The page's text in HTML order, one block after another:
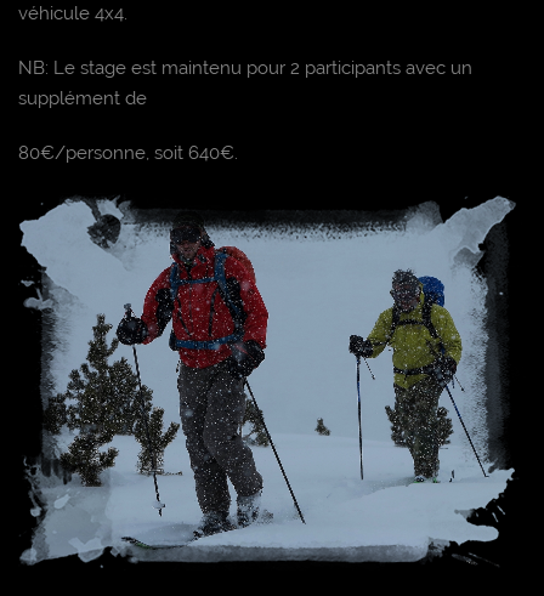
véhicule 4x4.
NB: Le stage est maintenu pour 2 participants avec un
supplément de
80€/personne, soit 640€.